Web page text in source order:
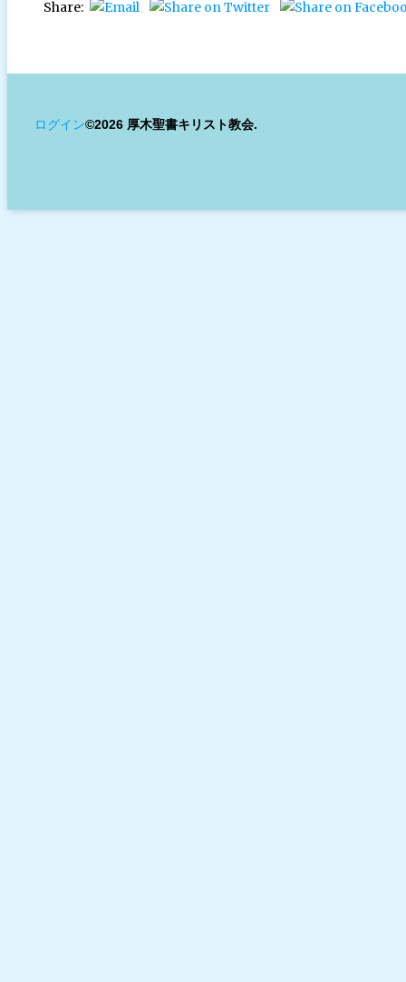
Share:
ログイン©2026 厚木聖書キリスト教会.